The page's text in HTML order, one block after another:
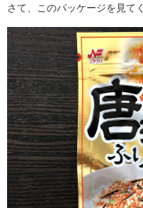
さて、このパッケージを見て